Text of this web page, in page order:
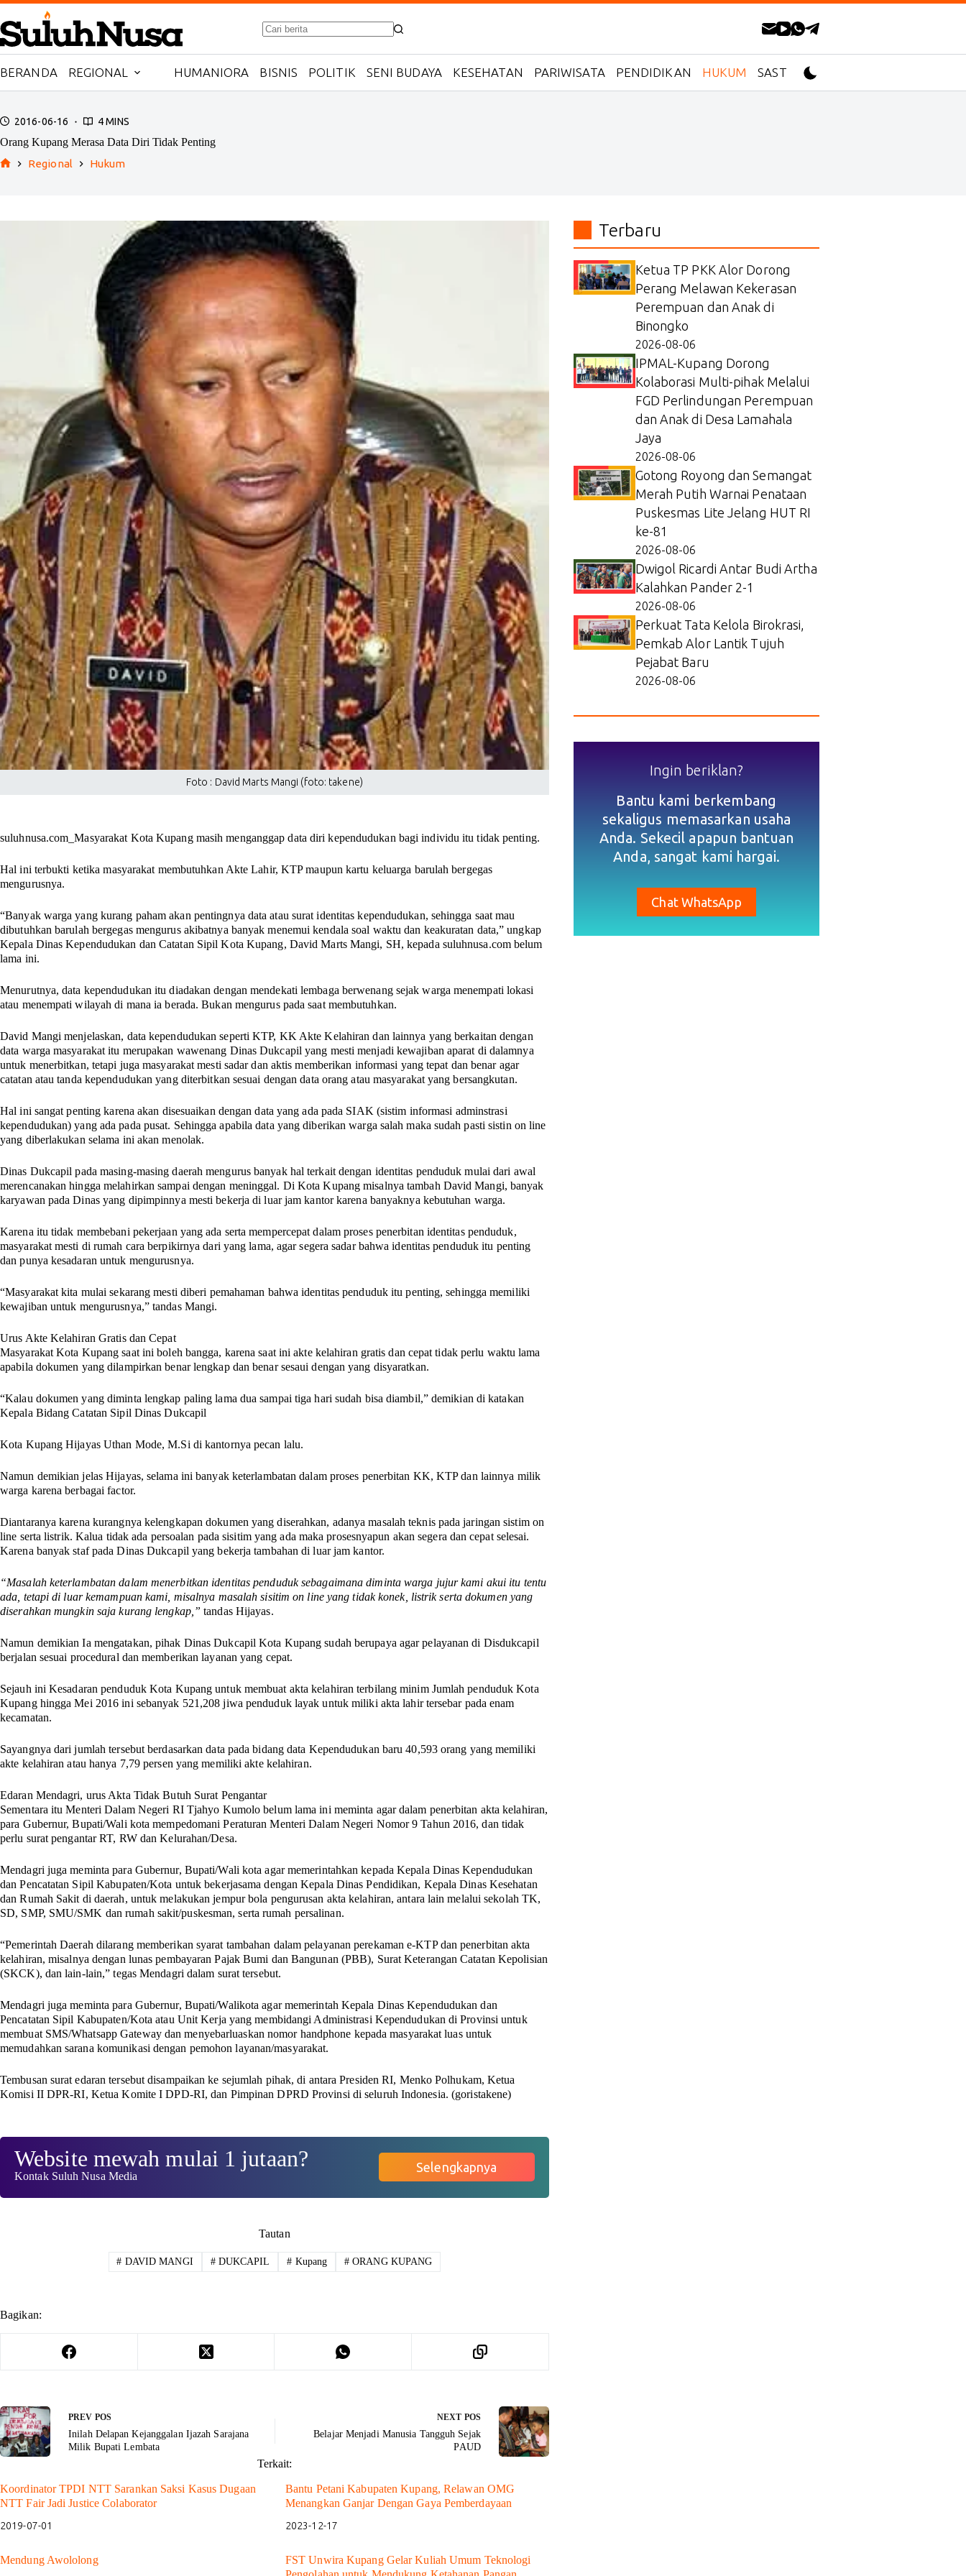
Skip
to
content
No
BERANDA REGIONAL HUMANIORA BISNIS POLITIK SENI BUDAYA KESEHATAN PARIWISATA PENDIDIKAN HUKUM SASTRA
2016-06-16 4 MINS
Orang Kupang Merasa Data Diri Tidak Penting
Regional Hukum
Foto : David Marts Mangi (foto: takene)
suluhnusa.com_Masyarakat Kota Kupang masih menganggap data diri kependudukan bagi individu itu tidak penting.
Hal ini terbukti ketika masyarakat membutuhkan Akte Lahir, KTP maupun kartu keluarga barulah bergegas
mengurusnya.
“Banyak warga yang kurang paham akan pentingnya data atau surat identitas kependudukan, sehingga saat mau
dibutuhkan barulah bergegas mengurus akibatnya banyak menemui kendala soal waktu dan keakuratan data,” ungkap
Kepala Dinas Kependudukan dan Catatan Sipil Kota Kupang, David Marts Mangi, SH, kepada suluhnusa.com belum
lama ini.
Menurutnya, data kependudukan itu diadakan dengan mendekati lembaga berwenang sejak warga menempati lokasi
atau menempati wilayah di mana ia berada. Bukan mengurus pada saat membutuhkan.
David Mangi menjelaskan, data kependudukan seperti KTP, KK Akte Kelahiran dan lainnya yang berkaitan dengan
data warga masyarakat itu merupakan wawenang Dinas Dukcapil yang mesti menjadi kewajiban aparat di dalamnya
untuk menerbitkan, tetapi juga masyarakat mesti sadar dan aktis memberikan informasi yang tepat dan benar agar
catatan atau tanda kependudukan yang diterbitkan sesuai dengan data orang atau masyarakat yang bersangkutan.
Hal ini sangat penting karena akan disesuaikan dengan data yang ada pada SIAK (sistim informasi adminstrasi
kependudukan) yang ada pada pusat. Sehingga apabila data yang diberikan warga salah maka sudah pasti sistin on line
yang diberlakukan selama ini akan menolak.
Dinas Dukcapil pada masing-masing daerah mengurus banyak hal terkait dengan identitas penduduk mulai dari awal
merencanakan hingga melahirkan sampai dengan meninggal. Di Kota Kupang misalnya tambah David Mangi, banyak
karyawan pada Dinas yang dipimpinnya mesti bekerja di luar jam kantor karena banyaknya kebutuhan warga.
Karena itu tidak membebani pekerjaan yang ada serta mempercepat dalam proses penerbitan identitas penduduk,
masyarakat mesti di rumah cara berpikirnya dari yang lama, agar segera sadar bahwa identitas penduduk itu penting
dan punya kesadaran untuk mengurusnya.
“Masyarakat kita mulai sekarang mesti diberi pemahaman bahwa identitas penduduk itu penting, sehingga memiliki
kewajiban untuk mengurusnya,” tandas Mangi.
Urus Akte Kelahiran Gratis dan Cepat
Masyarakat Kota Kupang saat ini boleh bangga, karena saat ini akte kelahiran gratis dan cepat tidak perlu waktu lama
apabila dokumen yang dilampirkan benar lengkap dan benar sesaui dengan yang disyaratkan.
“Kalau dokumen yang diminta lengkap paling lama dua sampai tiga hari sudah bisa diambil,” demikian di katakan
Kepala Bidang Catatan Sipil Dinas Dukcapil
Kota Kupang Hijayas Uthan Mode, M.Si di kantornya pecan lalu.
Namun demikian jelas Hijayas, selama ini banyak keterlambatan dalam proses penerbitan KK, KTP dan lainnya milik
warga karena berbagai factor.
Diantaranya karena kurangnya kelengkapan dokumen yang diserahkan, adanya masalah teknis pada jaringan sistim on
line serta listrik. Kalua tidak ada persoalan pada sisitim yang ada maka prosesnyapun akan segera dan cepat selesai.
Karena banyak staf pada Dinas Dukcapil yang bekerja tambahan di luar jam kantor.
“Masalah keterlambatan dalam menerbitkan identitas penduduk sebagaimana diminta warga jujur kami akui itu tentu
ada, tetapi di luar kemampuan kami, misalnya masalah sisitim on line yang tidak konek, listrik serta dokumen yang
diserahkan mungkin saja kurang lengkap,”tandas Hijayas.
Namun demikian Ia mengatakan, pihak Dinas Dukcapil Kota Kupang sudah berupaya agar pelayanan di Disdukcapil
berjalan sesuai procedural dan memberikan layanan yang cepat.
Sejauh ini Kesadaran penduduk Kota Kupang untuk membuat akta kelahiran terbilang minim Jumlah penduduk Kota
Kupang hingga Mei 2016 ini sebanyak 521,208 jiwa penduduk layak untuk miliki akta lahir tersebar pada enam
kecamatan.
Sayangnya dari jumlah tersebut berdasarkan data pada bidang data Kependudukan baru 40,593 orang yang memiliki
akte kelahiran atau hanya 7,79 persen yang memiliki akte kelahiran.
Edaran Mendagri, urus Akta Tidak Butuh Surat Pengantar
Sementara itu Menteri Dalam Negeri RI Tjahyo Kumolo belum lama ini meminta agar dalam penerbitan akta kelahiran,
para Gubernur, Bupati/Wali kota mempedomani Peraturan Menteri Dalam Negeri Nomor 9 Tahun 2016, dan tidak
perlu surat pengantar RT, RW dan Kelurahan/Desa.
Mendagri juga meminta para Gubernur, Bupati/Wali kota agar memerintahkan kepada Kepala Dinas Kependudukan
dan Pencatatan Sipil Kabupaten/Kota untuk bekerjasama dengan Kepala Dinas Pendidikan, Kepala Dinas Kesehatan
dan Rumah Sakit di daerah, untuk melakukan jempur bola pengurusan akta kelahiran, antara lain melalui sekolah TK,
SD, SMP, SMU/SMK dan rumah sakit/puskesman, serta rumah persalinan.
“Pemerintah Daerah dilarang memberikan syarat tambahan dalam pelayanan perekaman e-KTP dan penerbitan akta
kelahiran, misalnya dengan lunas pembayaran Pajak Bumi dan Bangunan (PBB), Surat Keterangan Catatan Kepolisian
(SKCK), dan lain-lain,” tegas Mendagri dalam surat tersebut.
Mendagri juga meminta para Gubernur, Bupati/Walikota agar memerintah Kepala Dinas Kependudukan dan
Pencatatan Sipil Kabupaten/Kota atau Unit Kerja yang membidangi Administrasi Kependudukan di Provinsi untuk
membuat SMS/Whatsapp Gateway dan menyebarluaskan nomor handphone kepada masyarakat luas untuk
memudahkan sarana komunikasi dengan pemohon layanan/masyarakat.
Tembusan surat edaran tersebut disampaikan ke sejumlah pihak, di antara Presiden RI, Menko Polhukam, Ketua
Komisi II DPR-RI, Ketua Komite I DPD-RI, dan Pimpinan DPRD Provinsi di seluruh Indonesia. (goristakene)
Website mewah mulai 1 jutaan?
Kontak Suluh Nusa Media
Selengkapnya
Tautan
# DAVID MANGI #DUKCAPIL # Kupang # ORANG KUPANG
Bagikan:
PREV POS
Inilah Delapan Kejanggalan Ijazah Sarajana
Milik Bupati Lembata
NEXT POS
Belajar Menjadi Manusia Tangguh Sejak
PAUD
Terkait:
Koordinator TPDI NTT Sarankan Saksi Kasus Dugaan
NTT Fair Jadi Justice Colaborator
2019-07-01
Bantu Petani Kabupaten Kupang, Relawan OMG
Menangkan Ganjar Dengan Gaya Pemberdayaan
2023-12-17
Mendung Awololong
FST Unwira Kupang Gelar Kuliah Umum Teknologi
Terbaru
Ketua TP PKK Alor Dorong
Perang Melawan Kekerasan
Perempuan dan Anak di
Binongko
2026-08-06
IPMAL-Kupang Dorong
Kolaborasi Multi-pihak Melalui
FGD Perlindungan Perempuan
dan Anak di Desa Lamahala
Jaya
2026-08-06
Gotong Royong dan Semangat
Merah Putih Warnai Penataan
Puskesmas Lite Jelang HUT RI
ke-81
2026-08-06
Dwigol Ricardi Antar Budi Artha
Kalahkan Pander 2-1
2026-08-06
Perkuat Tata Kelola Birokrasi,
Pemkab Alor Lantik Tujuh
Pejabat Baru
2026-08-06
Ingin beriklan?
Bantu kami berkembang
sekaligus memasarkan usaha
Anda. Sekecil apapun bantuan
Anda, sangat kami hargai.
Chat WhatsApp